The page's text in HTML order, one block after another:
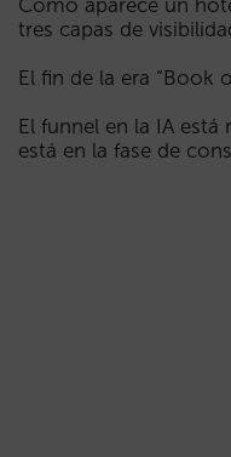
Cómo aparece un
tres capas de
El fin de la era “Book
El funnel en la IA
está en la fase de